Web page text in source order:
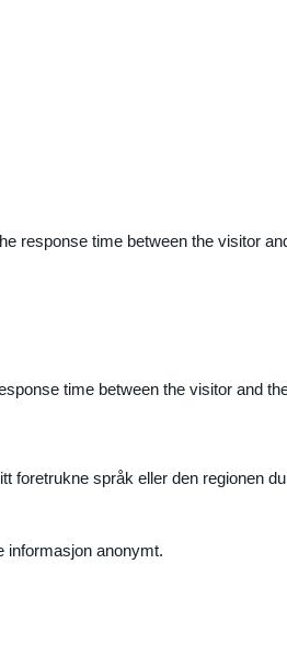
response time between the visitor
time between the visitor and
foretrukne språk eller den regionen
informasjon anonymt.